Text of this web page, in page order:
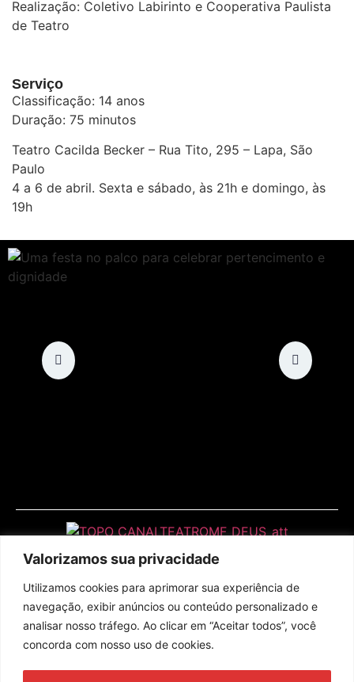
Valorizamos sua privacidade
Utilizamos cookies para aprimorar sua experiência de
navegação, exibir anúncios ou conteúdo personalizado e
analisar nosso tráfego. Ao clicar em “Aceitar todos”, você
concorda com nosso uso de cookies.
Realização: Coletivo Labirinto e Cooperativa Paulista
de Teatro
Serviço
Classificação: 14 anos
Duração: 75 minutos
Teatro Cacilda Becker – Rua Tito, 295 – Lapa, São
Paulo
4 a 6 de abril. Sexta e sábado, às 21h e domingo, às
19h
Assine nossa newsletter